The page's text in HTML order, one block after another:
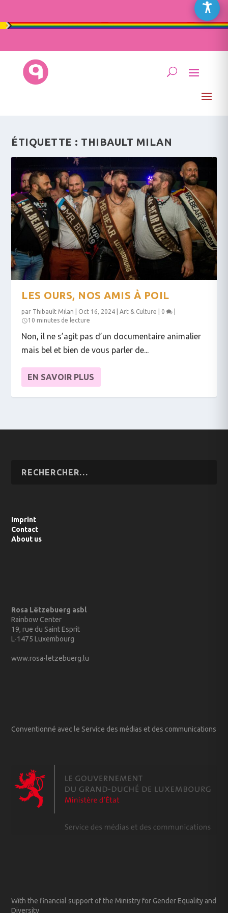
ÉTIQUETTE : THIBAULT MILAN
LES OURS, NOS AMIS À POIL
par Thibault Milan Oct 16, 2024 |Art & Culture 0
10 minutes de lecture
Non, il ne s’agit pas d’un documentaire animalier
mais bel et bien de vous parler de...
EN SAVOIR PLUS
Imprint
Contact
About us
Rosa Lëtzebuerg asbl
Rainbow Center
19, rue du Saint Esprit
L-1475 Luxembourg
www.rosa-letzebuerg.lu
Conventionné avec le Service des médias et des communications
With the financial support of the Ministry for Gender Equality and
Diversity